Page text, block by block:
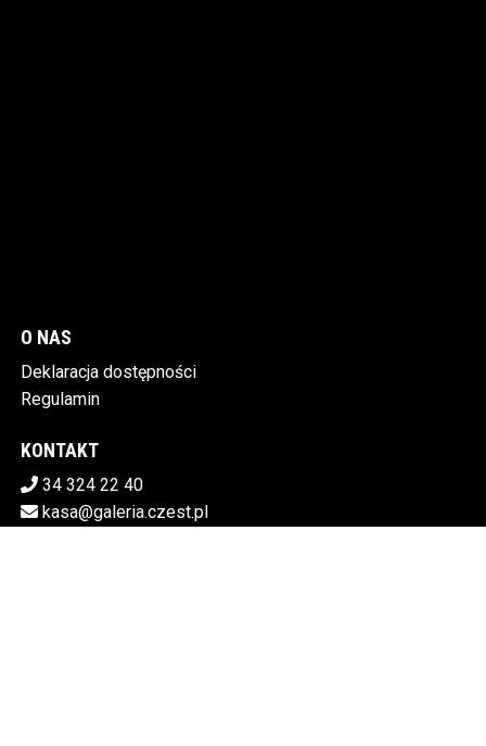
O NAS
Deklaracja dostępności
Regulamin
KONTAKT
34 324 22 40
kasa@galeria.czest.pl